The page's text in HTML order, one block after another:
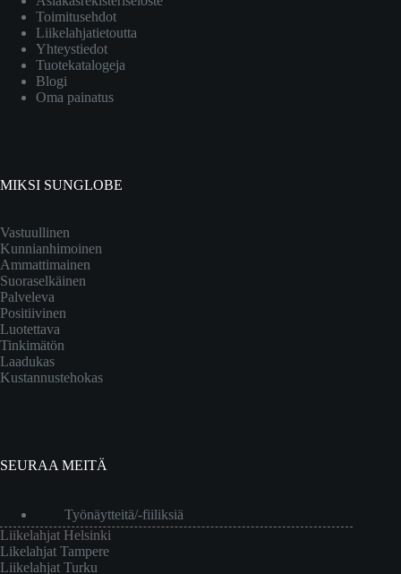
Toimitusehdot
Liikelahjatietoutta
Yhteystiedot
Tuotekatalogeja
Blogi
Oma painatus
MIKSI SUNGLOBE
Vastuullinen
Kunnianhimoinen
Ammattimainen
Suoraselkäinen
Palveleva
Positiivinen
Luotettava
Tinkimätön
Laadukas
Kustannustehokas
SEURAA MEITÄ
Työnäytteitä/-fiiliksiä
Liikelahjat Helsinki
Likelahjat Tampere
Liikelahjat Turku